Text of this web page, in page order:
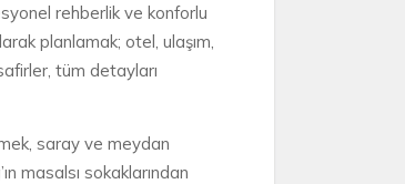
rehberlik ve konforlu
planlamak; otel, ulaşım,
tüm detayları
saray ve meydan
masalsı sokaklarından